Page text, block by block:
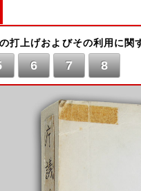
打上げおよびその利用に
6 7 8